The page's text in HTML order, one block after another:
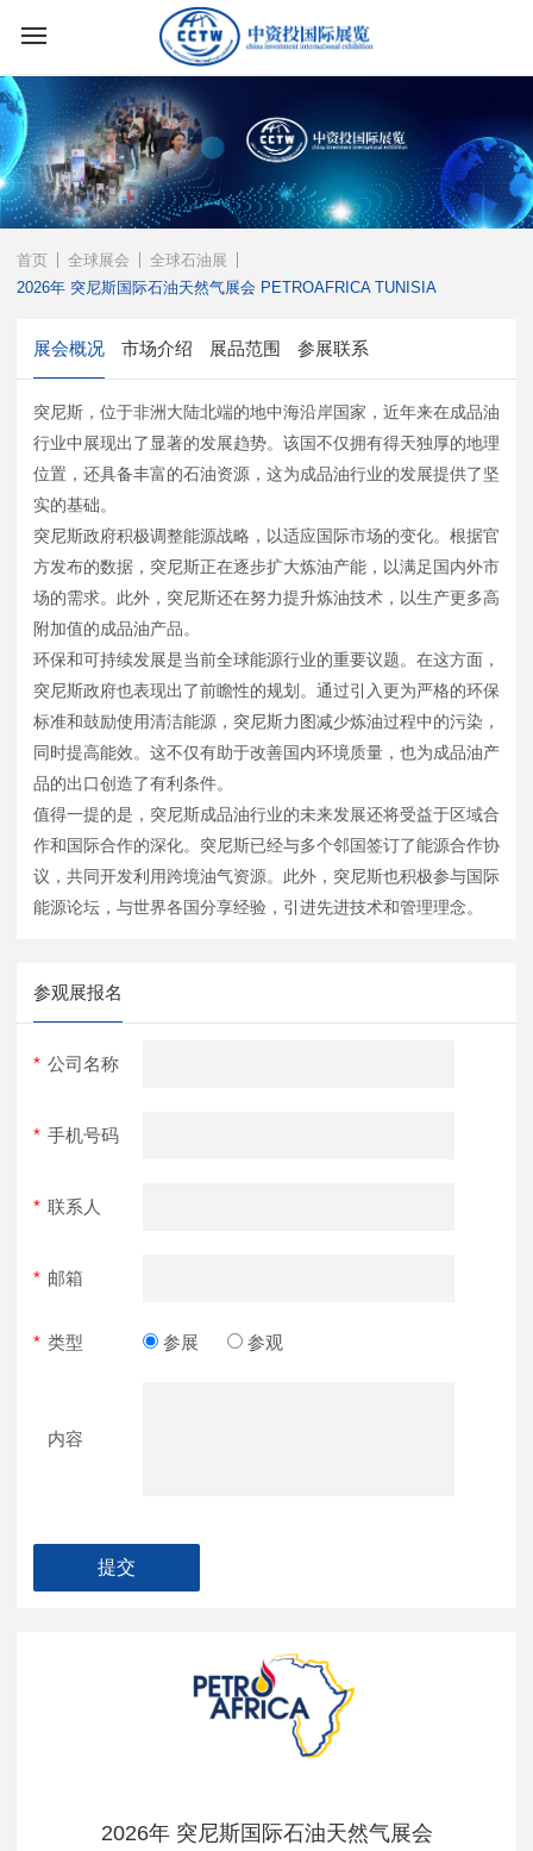
首页 全球展会
全球石油展
2026年 突尼斯国际石油天然气展会 PETROAFRICA TUNISIA
展会概况 市场介绍 展品范围 参展联系
突尼斯，位于非洲大陆北端的地中海沿岸国家，近年来在成品油
行业中展现出了显著的发展趋势。该国不仅拥有得天独厚的地理
位置，还具备丰富的石油资源，这为成品油行业的发展提供了坚
实的基础。
突尼斯政府积极调整能源战略，以适应国际市场的变化。根据官
方发布的数据，突尼斯正在逐步扩大炼油产能，以满足国内外市
场的需求。此外，突尼斯还在努力提升炼油技术，以生产更多高
附加值的成品油产品。
环保和可持续发展是当前全球能源行业的重要议题。在这方面，
突尼斯政府也表现出了前瞻性的规划。通过引入更为严格的环保
标准和鼓励使用清洁能源，突尼斯力图减少炼油过程中的污染，
同时提高能效。这不仅有助于改善国内环境质量，也为成品油产
品的出口创造了有利条件。
值得一提的是，突尼斯成品油行业的未来发展还将受益于区域合
作和国际合作的深化。突尼斯已经与多个邻国签订了能源合作协
议，共同开发利用跨境油气资源。此外，突尼斯也积极参与国际
能源论坛，与世界各国分享经验，引进先进技术和管理理念。
参观展报名
* 公司名称
* 手机号码
* 联系人
* 邮箱
* 类型 参展 参观
内容
提交
2026年 突尼斯国际石油天然气展会